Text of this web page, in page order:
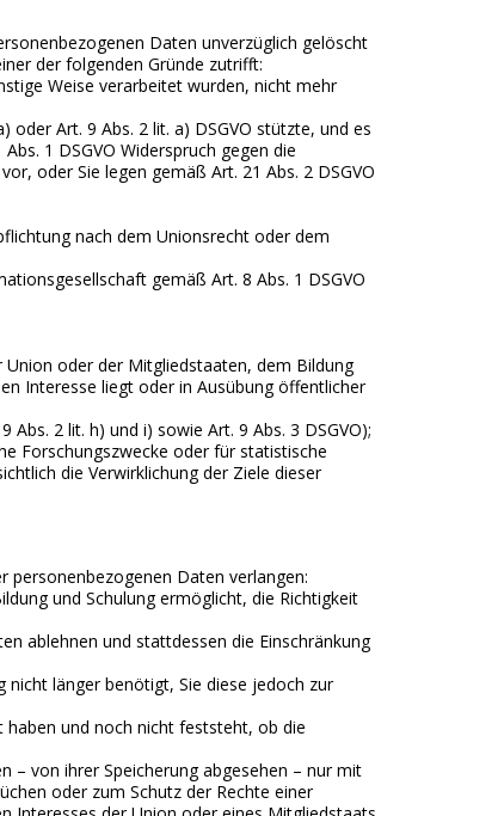
Daten unverzüglich gelöscht
der folgenden Gründe zutrifft:
Weise verarbeitet wurden, nicht mehr
Art. 9 Abs. 2 lit. a) DSGVO stützte, und es
1 DSGVO Widerspruch gegen die
oder Sie legen gemäß Art. 21 Abs. 2 DSGVO
nach dem Unionsrecht oder dem
gemäß Art. 8 Abs. 1 DSGVO
oder der Mitgliedstaaten, dem Bildung
Interesse liegt oder in Ausübung öffentlicher
2 lit. h) und i) sowie Art. 9 Abs. 3 DSGVO);
Forschungszwecke oder für statistische
die Verwirklichung der Ziele dieser
personenbezogenen Daten verlangen:
und Schulung ermöglicht, die Richtigkeit
ablehnen und stattdessen die Einschränkung
länger benötigt, Sie diese jedoch zur
haben und noch nicht feststeht, ob die
– von ihrer Speicherung abgesehen – nur mit
oder zum Schutz der Rechte einer